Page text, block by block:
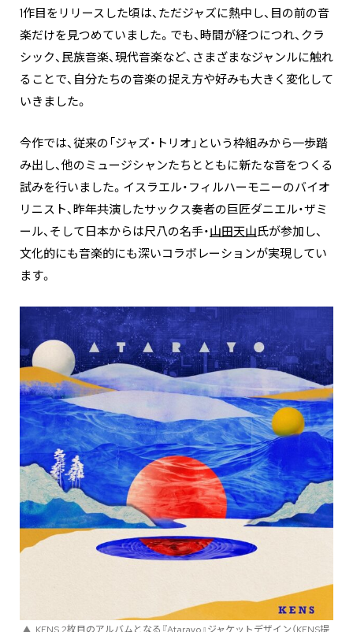
1作目をリリースした頃は、ただジャズに熱中し、目の前の音
楽だけを見つめていました。でも、時間が経つにつれ、クラ
シック、民族音楽、現代音楽など、さまざまなジャンルに触れ
ることで、自分たちの音楽の捉え方や好みも大きく変化して
いきました。
今作では、従来の「ジャズ・トリオ」という枠組みから一歩踏
み出し、他のミュージシャンたちとともに新たな音をつくる
試みを行いました。イスラエル・フィルハーモニーのバイオ
リニスト、昨年共演したサックス奏者の巨匠ダニエル・ザミ
ール、そして日本からは尺八の名手・山田天山氏が参加し、
文化的にも音楽的にも深いコラボレーションが実現してい
ます。
KENS 2枚目のアルバムとなる『Atarayo』ジャケットデザイン（KENS提